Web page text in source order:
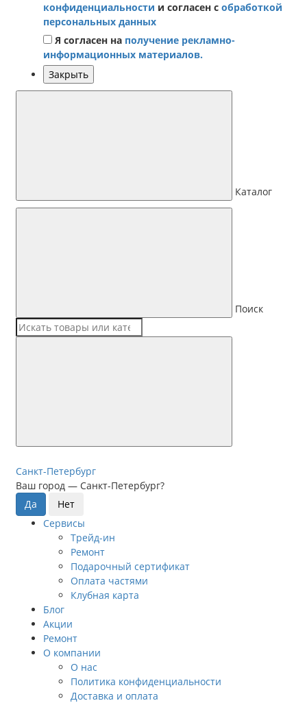
конфиденциальности и согласен с обработкой
персональных данных
Я согласен на получение рекламно-
информационных материалов.
Закрыть
Каталог
Поиск
Санкт-Петербург
Ваш город — Санкт-Петербург?
Сервисы
Трейд-ин
Ремонт
Подарочный сертификат
Оплата частями
Клубная карта
Блог
Акции
Ремонт
О компании
О нас
Политика конфиденциальности
Доставка и оплата